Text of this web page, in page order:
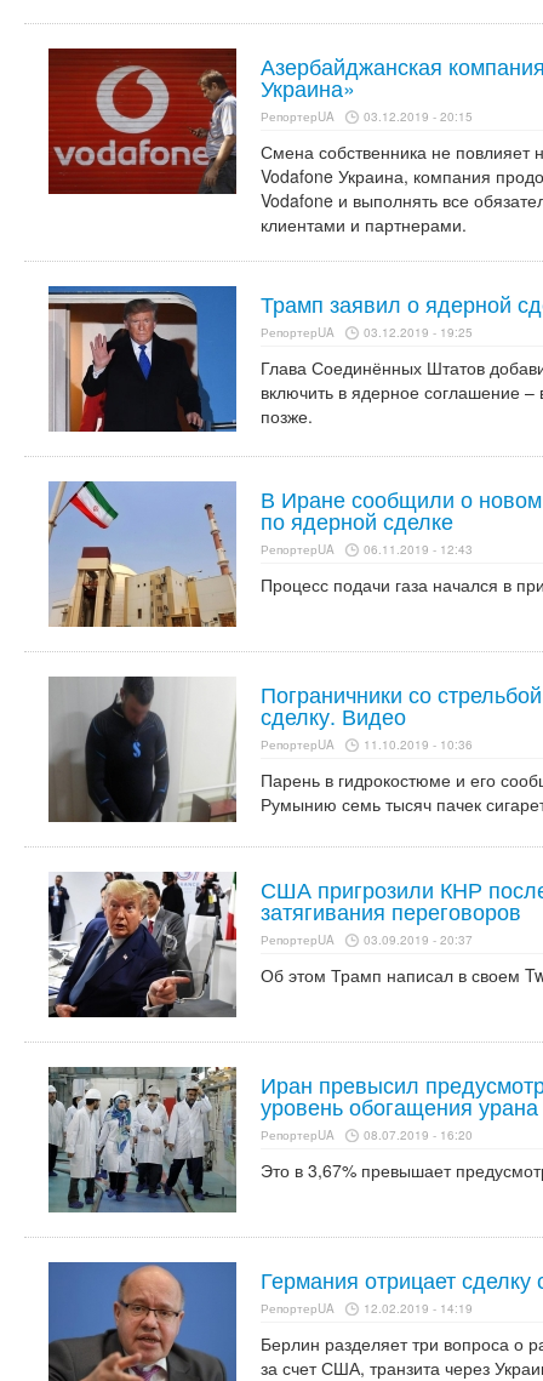
Азербайджанская
Украина»
РепортерUA 03.12.2019 - 20:15
Смена собственника не повлияет
Vodafone Украина, компания
Vodafone и выполнять все
клиентами и партнерами.
Трамп заявил о ядерной
РепортерUA 03.12.2019 - 19:25
Глава Соединённых Штатов
включить в ядерное соглашение
позже.
В Иране сообщили о
по ядерной сделке
РепортерUA 06.11.2019 - 12:43
Процесс подачи газа начался в
Пограничники со
сделку. Видео
РепортерUA 11.10.2019 - 10:36
Парень в гидрокостюме и его
Румынию семь тысяч пачек
США пригрозили КНР
затягивания переговоров
РепортерUA 03.09.2019 - 20:37
Об этом Трамп написал в своем
Иран превысил
уровень обогащения урана
РепортерUA 08.07.2019 - 16:20
Это в 3,67% превышает
Германия отрицает
РепортерUA 12.02.2019 - 14:19
Берлин разделяет три вопроса о
за счет США, транзита через